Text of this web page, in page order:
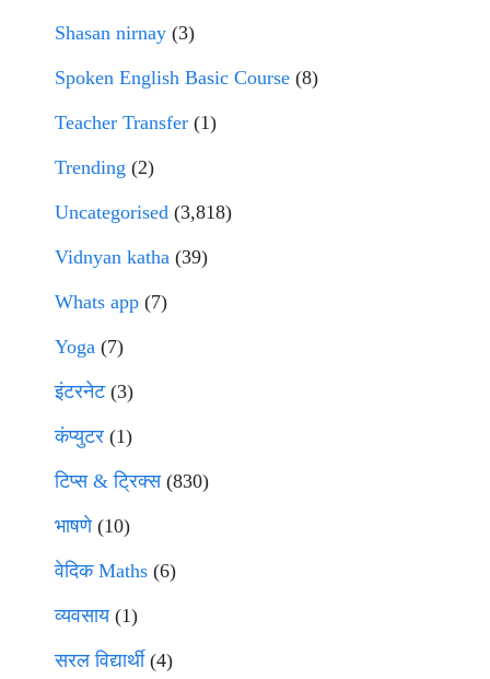
Shasan nirnay (3)
Spoken English Basic Course (8)
Teacher Transfer (1)
Trending (2)
Uncategorised (3,818)
Vidnyan katha (39)
Whats app (7)
Yoga (7)
इंटरनेट(3)
कंप्युटर (1)
टिप्स & ट्रिक्स(830)
भाषणे(10)
वेदिक Maths (6)
व्यवसाय(1)
सरल विद्यार्थी(4)